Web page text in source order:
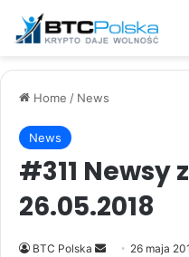
Home / News
News
#311 Newsy
26.05.2018
BTC Polska
Send 26 maja